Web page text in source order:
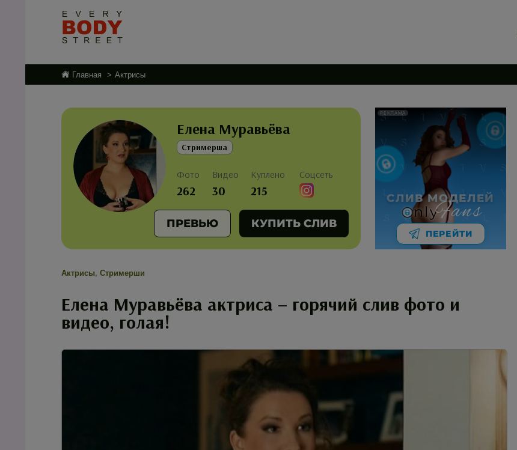
Главная Актрисы
Елена Муравьёва
Стримерша
Фото
262
Видео
30
Куплено
215
Соцсеть
ПРЕВЬЮ КУПИТЬ СЛИВ
РЕКЛАМА
СЛИВ МОДЕЛЕЙ
nlyFans
ПЕРЕЙТИ
Актрисы, Стримерши
Елена Муравьёва актриса – горячий слив фото и
видео, голая!